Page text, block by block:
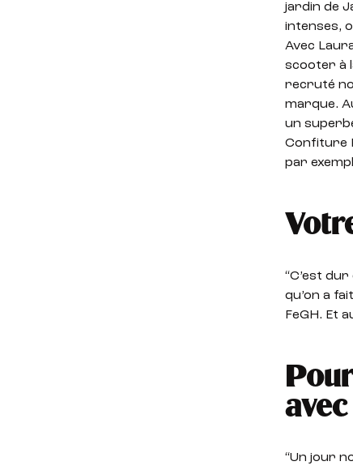
jardin de
intenses,
Avec
scooter à
recruté
marque.
un
Confiture
par
“C’est
qu’on a
FeGH. Et
“Un jour